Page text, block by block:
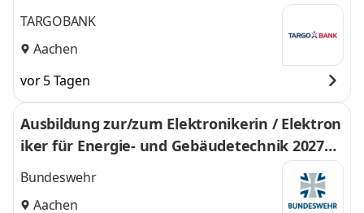
TARGOBANK
Aachen
vor 5 Tagen
Ausbildung zur/zum Elektronikerin / Elektron
iker für Energie- und Gebäudetechnik 2027
(m/w/d)
Bundeswehr
Aachen